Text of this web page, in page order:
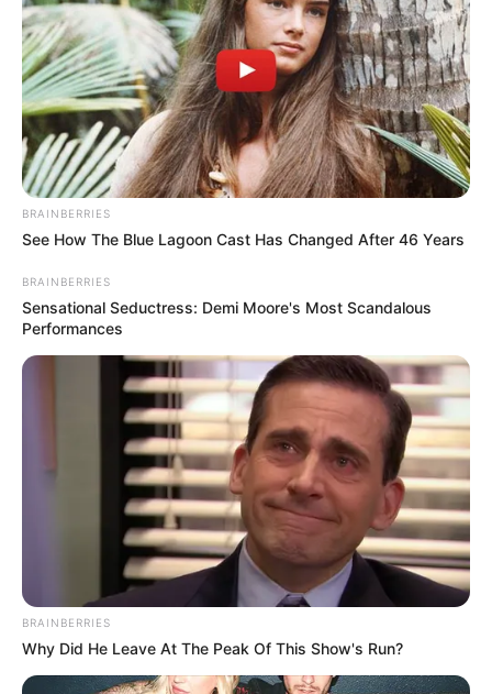
BRAINBERRIES
See How The Blue Lagoon Cast Has Changed After 46 Years
BRAINBERRIES
Sensational Seductress: Demi Moore's Most Scandalous
Performances
BRAINBERRIES
Why Did He Leave At The Peak Of This Show's Run?